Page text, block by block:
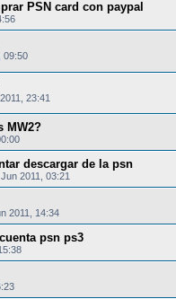
PSN card con paypal
09:50
23:41
MW2?
descargar de la psn
2011, 03:21
2011, 14:34
psn ps3